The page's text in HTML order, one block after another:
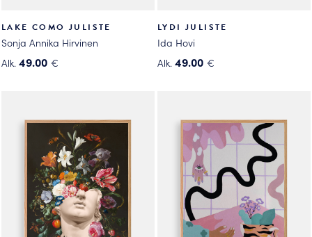
LAKE COMO JULISTE
Sonja Annika Hirvinen
Alk. 49.00 €
useampi
muunnelma.
valinnat
tuotteen
sivulla.
LYDI JULISTE
Ida Hovi
Alk. 49.00 €
useampi
muunnelma.
tehdä
valinnat
tuotteen
sivulla.